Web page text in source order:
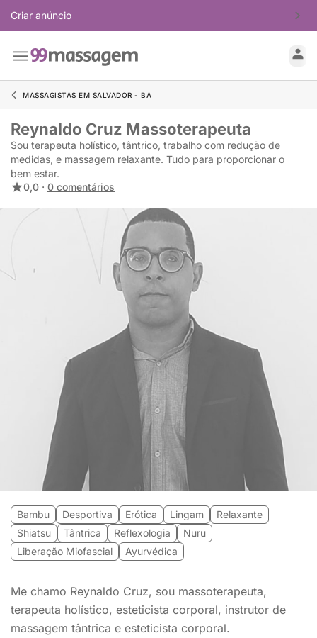
Criar anúncio
MASSAGISTAS EM SALVADOR - BA
Reynaldo Cruz Massoterapeuta
Sou terapeuta holístico, tântrico, trabalho com redução de
medidas, e massagem relaxante. Tudo para proporcionar o
bem estar.
0,0 · 0 comentários
Bambu Desportiva Erótica Lingam
Relaxante
Shiatsu
Tântrica Reflexologia
Nuru
Liberação Miofascial
Ayurvédica
Me chamo Reynaldo Cruz, sou massoterapeuta,
terapeuta holístico, esteticista corporal, instrutor de
massagem tântrica e esteticista corporal.